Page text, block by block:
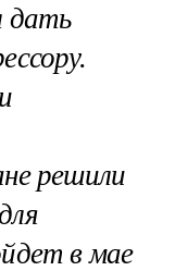
дать
решили
в мае